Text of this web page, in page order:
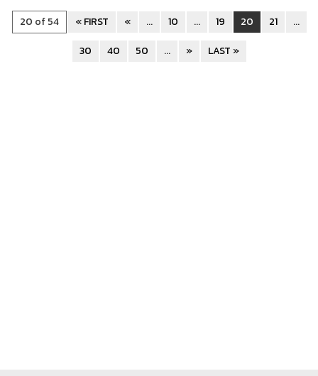
20 of 54 « FIRST « ... 10 ... 19 20 21
...
30
40 50 ... » LAST »